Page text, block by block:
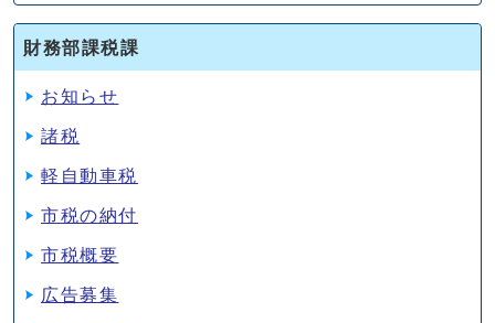
財務部課税課
お知らせ
諸税
軽自動車税
市税の納付
市税概要
広告募集